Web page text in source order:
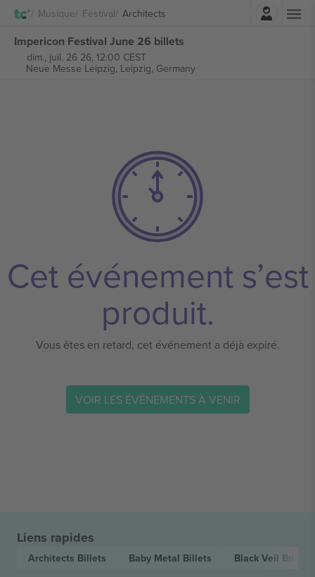
Musique Festival Architects
Impericon Festival June 26 billets
dim., juil. 26 26, 12:00 CEST
Neue Messe Leipzig, Leipzig, Germany
Cet événement s’est
produit.
Vous êtes en retard, cet événement a déjà expiré.
VOIR LES ÉVÉNEMENTS À VENIR
Liens rapides
Architects Billets Baby Metal Billets Black Veil Brides